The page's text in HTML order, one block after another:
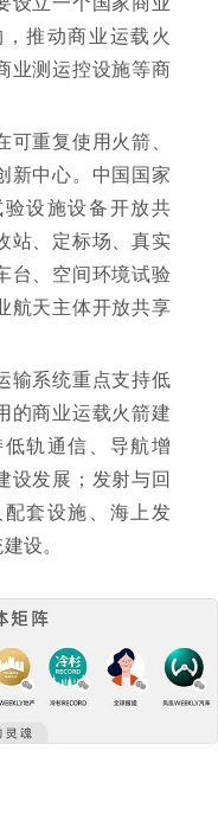
推动商业运载火
业测运控设施等商
重复使用火箭、
新中心。中国国家
设施设备开放共
站、定标场、真实
台、空间环境试验
航天主体开放共享
输系统重点支持低
的商业运载火箭建
轨通信、导航增
设发展；发射与回
套设施、海上发
设。